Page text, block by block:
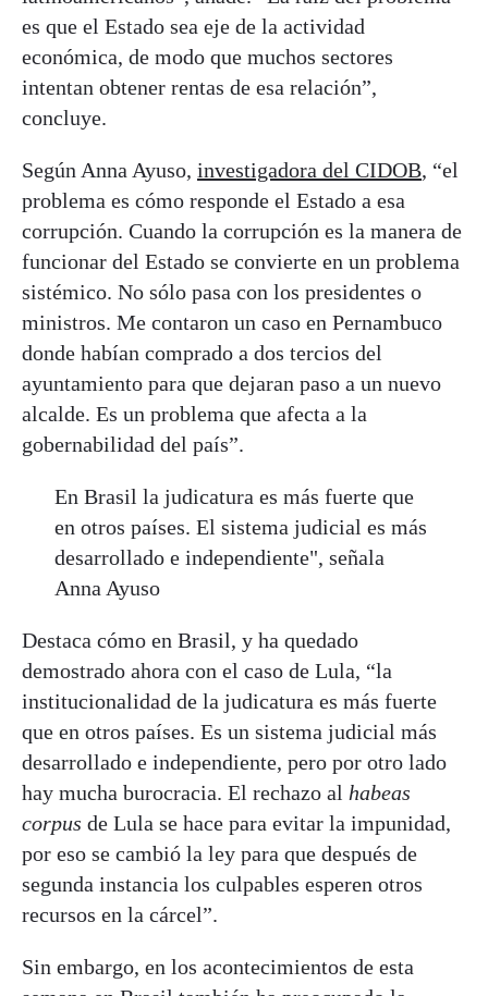
es que el Estado sea eje de la actividad
económica, de modo que muchos sectores
intentan obtener rentas de esa relación”,
concluye.
Según Anna Ayuso, investigadora del CIDOB, “el
problema es cómo responde el Estado a esa
corrupción. Cuando la corrupción es la manera de
funcionar del Estado se convierte en un problema
sistémico. No sólo pasa con los presidentes o
ministros. Me contaron un caso en Pernambuco
donde habían comprado a dos tercios del
ayuntamiento para que dejaran paso a un nuevo
alcalde. Es un problema que afecta a la
gobernabilidad del país”.
En Brasil la judicatura es más fuerte que
en otros países. El sistema judicial es más
desarrollado e independiente", señala
Anna Ayuso
Destaca cómo en Brasil, y ha quedado
demostrado ahora con el caso de Lula, “la
institucionalidad de la judicatura es más fuerte
que en otros países. Es un sistema judicial más
desarrollado e independiente, pero por otro lado
hay mucha burocracia. El rechazo al habeas
corpus de Lula se hace para evitar la impunidad,
por eso se cambió la ley para que después de
segunda instancia los culpables esperen otros
recursos en la cárcel”.
Sin embargo, en los acontecimientos de esta